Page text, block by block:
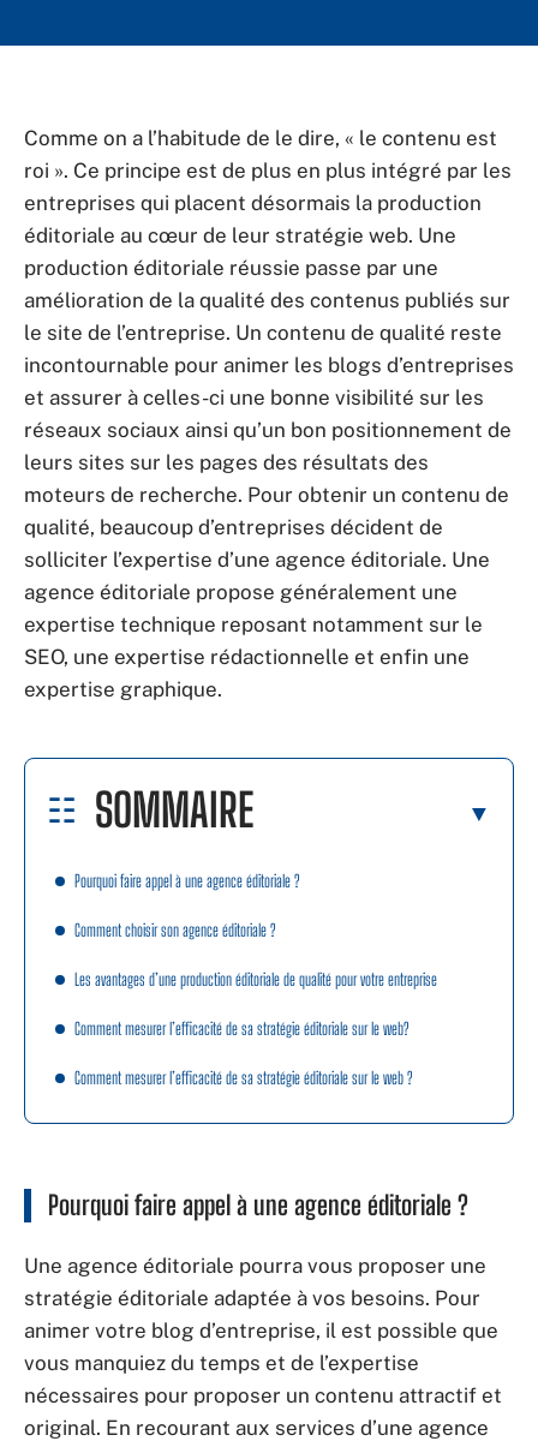
Comme on a l’habitude de le dire, « le contenu est
roi ». Ce principe est de plus en plus intégré par les
entreprises qui placent désormais la production
éditoriale au cœur de leur stratégie web. Une
production éditoriale réussie passe par une
amélioration de la qualité des contenus publiés sur
le site de l’entreprise. Un contenu de qualité reste
incontournable pour animer les blogs d’entreprises
et assurer à celles-ci une bonne visibilité sur les
réseaux sociaux ainsi qu’un bon positionnement de
leurs sites sur les pages des résultats des
moteurs de recherche. Pour obtenir un contenu de
qualité, beaucoup d’entreprises décident de
solliciter l’expertise d’une agence éditoriale. Une
agence éditoriale propose généralement une
expertise technique reposant notamment sur le
SEO, une expertise rédactionnelle et enfin une
expertise graphique.
SOMMAIRE
Pourquoi faire appel à une agence éditoriale ?
Comment choisir son agence éditoriale ?
Les avantages d’une production éditoriale de qualité pour votre entreprise
Comment mesurer l’efficacité de sa stratégie éditoriale sur le web?
Comment mesurer l’efficacité de sa stratégie éditoriale sur le web ?
Pourquoi faire appel à une agence éditoriale ?
Une agence éditoriale pourra vous proposer une
stratégie éditoriale adaptée à vos besoins. Pour
animer votre blog d’entreprise, il est possible que
vous manquiez du temps et de l’expertise
nécessaires pour proposer un contenu attractif et
original. En recourant aux services d’une agence